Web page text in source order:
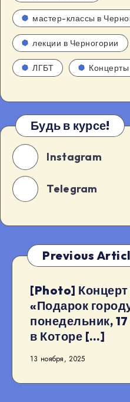
мастер-классы в
лекции в Черногории
ЛГБТ
Будь в курсе!
Instagram
Telegram
Previous
[Photo] Концерт
«Подарок
понедельник,
в Которе […]
13 ноября, 2025